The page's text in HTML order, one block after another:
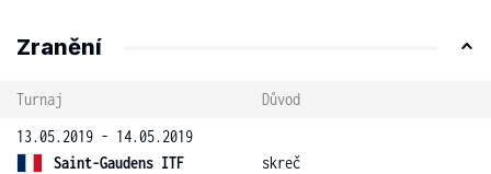
Zranění
Turnaj
Důvod
13.05.2019 - 14.05.2019
Saint-Gaudens ITF
skreč